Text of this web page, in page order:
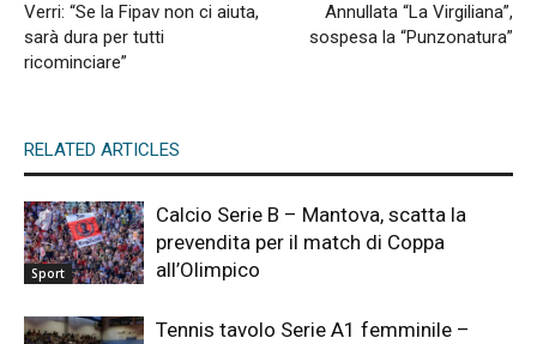
Verri: “Se la Fipav non ci aiuta,
sarà dura per tutti
ricominciare”
Annullata “La Virgiliana”,
sospesa la “Punzonatura”
RELATED ARTICLES
Sport
Calcio Serie B – Mantova, scatta la
prevendita per il match di Coppa
all’Olimpico
Tennis tavolo Serie A1 femminile –